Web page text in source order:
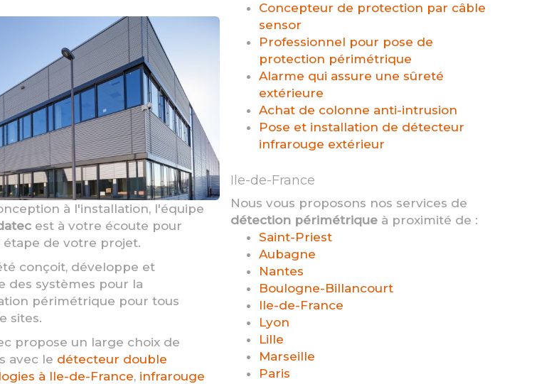
à l'installation, l'équipe
est à votre écoute pour
étape de votre projet.
conçoit, développe et
des systèmes pour la
périmétrique pour tous
sites.
propose un large choix de
avec le détecteur double
à Ile-de-France, infrarouge
Concepteur de protection par câble
sensor
Professionnel pour pose de
protection périmétrique
Alarme qui assure une sûreté
extérieure
Achat de colonne anti-intrusion
Pose et installation de détecteur
infrarouge extérieur
Ile-de-France
Nous vous proposons nos services de
détection périmétrique à proximité de :
Saint-Priest
Aubagne
Nantes
Boulogne-Billancourt
Ile-de-France
Lyon
Lille
Marseille
Paris